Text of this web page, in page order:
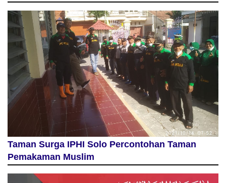
Taman Surga IPHI Solo Percontohan Taman
Pemakaman Muslim